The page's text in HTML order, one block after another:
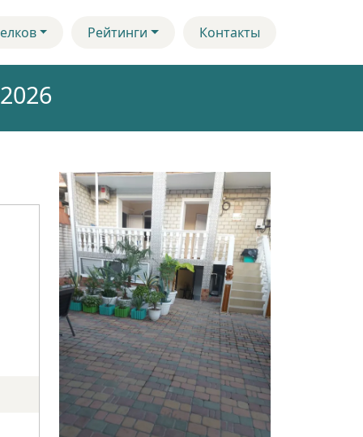
Рейтинги Контакты